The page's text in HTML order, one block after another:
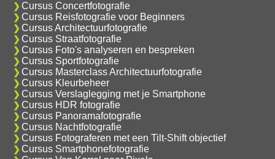
Cursus Concertfotografie
Cursus Reisfotografie voor Beginners
Cursus Architectuurfotografie
Cursus Straatfotografie
Cursus Foto's analyseren en bespreken
Cursus Sportfotografie
Cursus Masterclass Architectuurfotografie
Cursus Kleurbeheer
Cursus Verslaglegging met je Smartphone
Cursus HDR fotografie
Cursus Panoramafotografie
Cursus Nachtfotografie
Cursus Fotograferen met een Tilt-Shift objectief
Cursus Smartphonefotografie